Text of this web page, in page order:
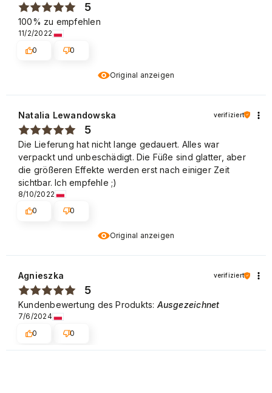
Original anzeigen
5
100% zu empfehlen
11/2/2022
0
0
Original anzeigen
Natalia Lewandowska verifiziert
5
Die Lieferung hat nicht lange gedauert. Alles war
verpackt und unbeschädigt. Die Füße sind glatter, aber
die größeren Effekte werden erst nach einiger Zeit
sichtbar. Ich empfehle ;)
8/10/2022
0
0
Agnieszka verifiziert
5
Kundenbewertung des Produkts: Ausgezeichnet
7/6/2024
0
0